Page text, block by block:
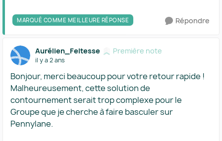
MARQUÉ COMME MEILLEURE RÉPONSE Répondre
Aurélien_Feltesse Première note
il y a 2 ans
Bonjour, merci beaucoup pour votre retour rapide !
Malheureusement, cette solution de
contournement serait trop complexe pour le
Groupe que je cherche à faire basculer sur
Pennylane.